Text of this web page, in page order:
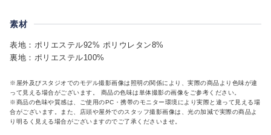
素材
表地：ポリエステル92% ポリウレタン8%
裏地：ポリエステル100%
※屋外及びスタジオでのモデル撮影画像は照明の関係により、実際の商品より色味が違
って見える場合がございます。 商品の色味は単体撮影の画像をご参考ください。
※商品の色味や質感は、ご使用のPC・携帯のモニター環境により実際と違って見える場
合がございます。また、店頭や屋外でのスタッフ撮影画像は、光の加減で実際の商品よ
り明るく見える場合がございますのでご了承くださいませ。